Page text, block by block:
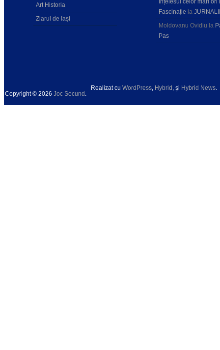
Art Historia
Ziarul de Iași
Fascinație la
Moldovanu Ovidiu la
Pas
Copyright © 2026 Joc Secund
Realizat cu WordPress Hybrid , şi Hybrid News